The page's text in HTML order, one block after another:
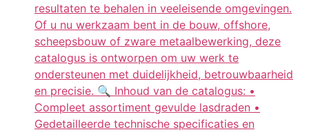
resultaten te behalen in veeleisende omgevingen.
Of u nu werkzaam bent in de bouw, offshore,
scheepsbouw of zware metaalbewerking, deze
catalogus is ontworpen om uw werk te
ondersteunen met duidelijkheid, betrouwbaarheid
en precisie. 🔍 Inhoud van de catalogus: •
Compleet assortiment gevulde lasdraden •
Gedetailleerde technische specificaties en